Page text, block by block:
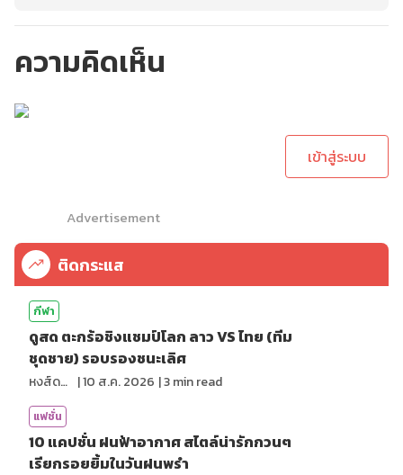
ความคิดเห็น
เข้าสู่ระบบ
Advertisement
ติดกระแส
กีฬา
ดูสด ตะกร้อชิงแชมป์โลก ลาว VS ไทย (ทีม
ชุดชาย) รอบรองชนะเลิศ
หงส์ดรุณ |10 ส.ค. 2026 |3min read
แฟชั่น
10 แคปชั่น ฝนฟ้าอากาศ สไตล์น่ารักกวนๆ
เรียกรอยยิ้มในวันฝนพรำ